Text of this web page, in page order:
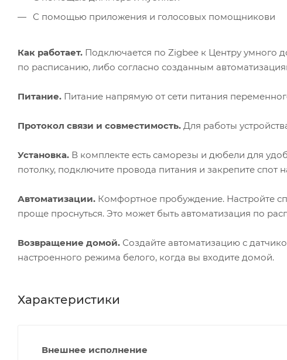
С помощью приложения и голосовых помощникови
Как работает. Подключается по Zigbee к Центру умного
по расписанию, либо согласно созданным
Питание. Питание напрямую от сети питания
Протокол связи и совместимость. Для работы
Установка. В комплекте есть саморезы и дюбели для
потолку, подключите провода питания и закрепите спот
Автоматизации. Комфортное пробуждение. Настройте
проще проснуться. Это может быть автоматизация по
Возвращение домой. Создайте автоматизацию с
настроенного режима белого, когда вы входите домой.
Характеристики
Внешнее исполнение